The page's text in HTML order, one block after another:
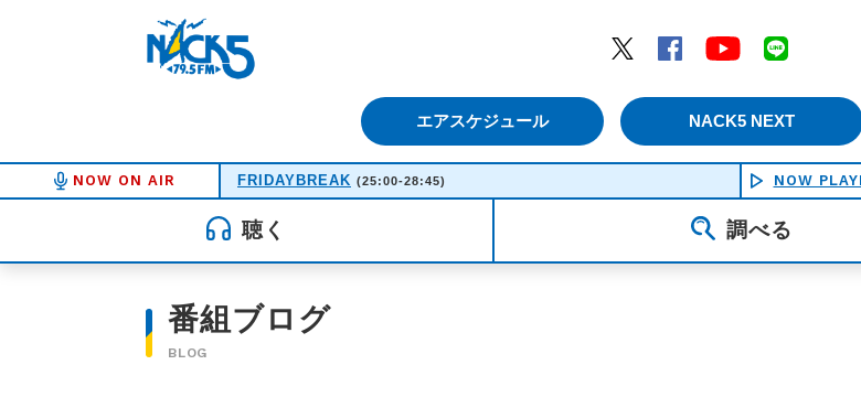
Twitter
Facebook YouTube
エアスケジュール NACK5 NEXT
NOW ON AIR FRIDAYBREAK (25:00-28:45) NOW
聴く 調べる
番組ブログ
BLOG